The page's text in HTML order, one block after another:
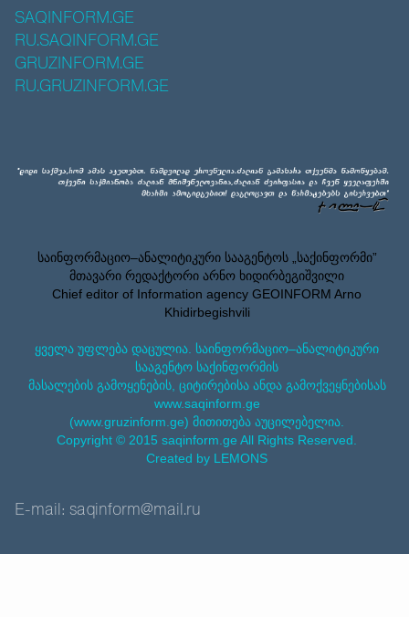
SAQINFORM.GE
RU.SAQINFORM.GE
GRUZINFORM.GE
RU.GRUZINFORM.GE
საინფორმაციო–ანალიტიკური სააგენტოს „საქინფორმი”
მთავარი რედაქტორი არნო ხიდირბეგიშვილი
Chief editor of Information agency GEOINFORM Arno
Khidirbegishvili
ყველა უფლება დაცულია. საინფორმაციო–ანალიტიკური
სააგენტო საქინფორმის
მასალების გამოყენების, ციტირებისა ანდა გამოქვეყნებისას
www.saqinform.ge
(www.gruzinform.ge) მითითება აუცილებელია.
Copyright © 2015 saqinform.ge All Rights Reserved.
Created by LEMONS
E-mail: saqinform@mail.ru